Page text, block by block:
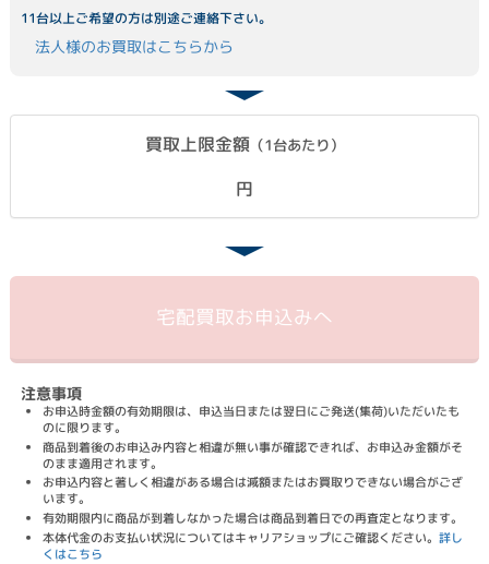
11台以上ご希望の方は別途ご連絡下さい。
法人様のお買取はこちらから
買取上限金額 （1台あたり）
円
宅配買取お申込みへ
注意事項
お申込時金額の有効期限は、申込当日または翌日にご発送(集荷)いただいたも
のに限ります。
商品到着後のお申込み内容と相違が無い事が確認できれば、お申込み金額がそ
のまま適用されます。
お申込内容と著しく相違がある場合は減額またはお買取りできない場合がござ
います。
有効期限内に商品が到着しなかった場合は商品到着日での再査定となります。
本体代金のお支払い状況についてはキャリアショップにご確認ください。詳し
くはこちら